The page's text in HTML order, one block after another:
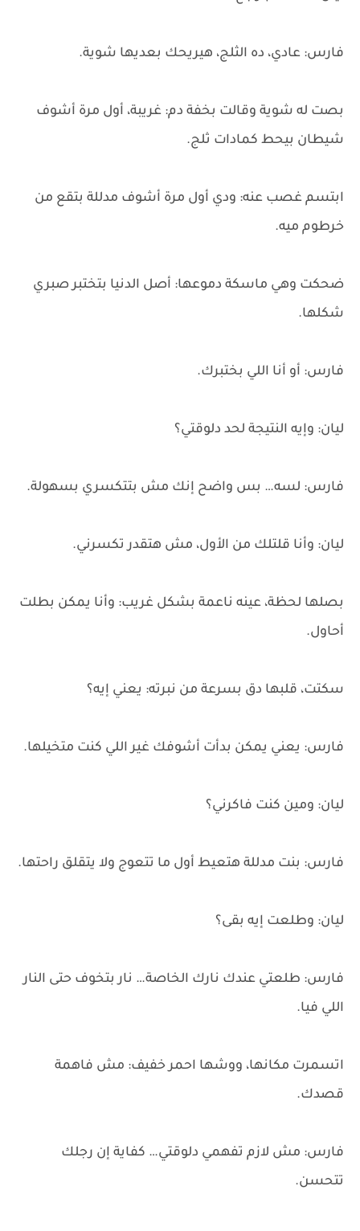
فارس: عادي، ده الثلج، هيريحك بعديها شوية.
بصت له شوية وقالت بخفة دم: غريبة، أول مرة أشوف
شيطان بيحط كمادات ثلج.
ابتسم غصب عنه: ودي أول مرة أشوف مدللة بتقع من
خرطوم ميه.
ضحكت وهي ماسكة دموعها: أصل الدنيا بتختبر صبري
شكلها.
فارس: أو أنا اللي بختبرك.
ليان: وإيه النتيجة لحد دلوقتي؟
فارس: لسه… بس واضح إنك مش بتتكسري بسهولة.
ليان: وأنا قلتلك من الأول، مش هتقدر تكسرني.
بصلها لحظة، عينه ناعمة بشكل غريب: وأنا يمكن بطلت
أحاول.
سكتت، قلبها دق بسرعة من نبرته: يعني إيه؟
فارس: يعني يمكن بدأت أشوفك غير اللي كنت متخيلها.
ليان: ومين كنت فاكرني؟
فارس: بنت مدللة هتعيط أول ما تتعوج ولا يتقلق راحتها.
ليان: وطلعت إيه بقى؟
فارس: طلعتي عندك نارك الخاصة… نار بتخوف حتى النار
اللي فيا.
اتسمرت مكانها، ووشها احمر خفيف: مش فاهمة
قصدك.
فارس: مش لازم تفهمي دلوقتي… كفاية إن رجلك
تتحسن.